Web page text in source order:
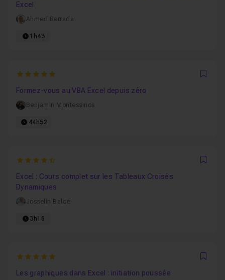
Excel
Ahmed Berrada
1h43
5
Formez-vous au VBA Excel depuis zéro
Benjamin Montessinos
44h52
4.9090909090909
Excel : Cours complet sur les Tableaux Croisés
Dynamiques
Josselin Baldé
3h18
5
Les graphiques dans Excel : initiation poussée